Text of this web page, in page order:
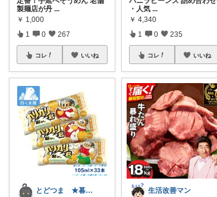
製麺店が丹 ...
￥ 1,000
1 0 267
コレ いいね
とどつま ★暮らしに安心と少しの発見を★
・人気 ...
￥ 4,340
1 0 235
コレ いいね
生活改善マン